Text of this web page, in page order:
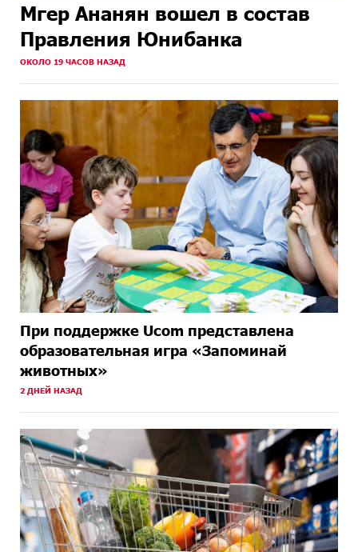
Мгер Ананян вошел в состав
Правления Юнибанка
ОКОЛО 19 ЧАСОВ НАЗАД
При поддержке Ucom представлена
образовательная игра «Запоминай
животных»
2 ДНЕЙ НАЗАД